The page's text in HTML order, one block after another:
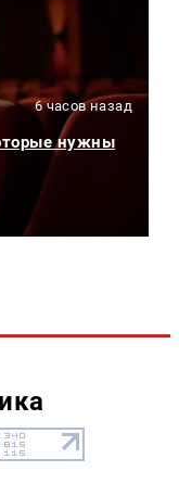
6 часов назад
нужны